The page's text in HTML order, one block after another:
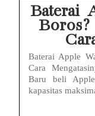
Baterai
Baterai Apple
Cara
Baru beli
kapasitas